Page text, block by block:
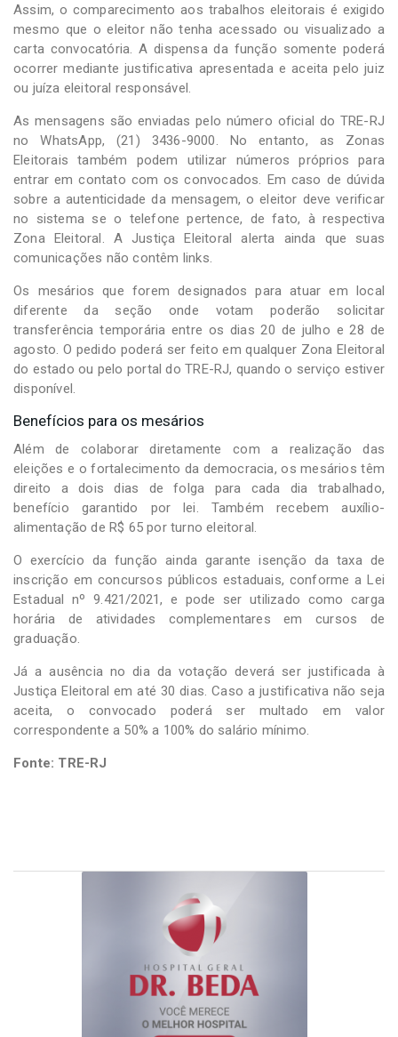
Assim, o comparecimento aos trabalhos eleitorais é exigido
mesmo que o eleitor não tenha acessado ou visualizado a
carta convocatória. A dispensa da função somente poderá
ocorrer mediante justificativa apresentada e aceita pelo juiz
ou juíza eleitoral responsável.
As mensagens são enviadas pelo número oficial do TRE-RJ
no WhatsApp, (21) 3436-9000. No entanto, as Zonas
Eleitorais também podem utilizar números próprios para
entrar em contato com os convocados. Em caso de dúvida
sobre a autenticidade da mensagem, o eleitor deve verificar
no sistema se o telefone pertence, de fato, à respectiva
Zona Eleitoral. A Justiça Eleitoral alerta ainda que suas
comunicações não contêm links.
Os mesários que forem designados para atuar em local
diferente da seção onde votam poderão solicitar
transferência temporária entre os dias 20 de julho e 28 de
agosto. O pedido poderá ser feito em qualquer Zona Eleitoral
do estado ou pelo portal do TRE-RJ, quando o serviço estiver
disponível.
Benefícios para os mesários
Além de colaborar diretamente com a realização das
eleições e o fortalecimento da democracia, os mesários têm
direito a dois dias de folga para cada dia trabalhado,
benefício garantido por lei. Também recebem auxílio-
alimentação de R$ 65 por turno eleitoral.
O exercício da função ainda garante isenção da taxa de
inscrição em concursos públicos estaduais, conforme a Lei
Estadual nº 9.421/2021, e pode ser utilizado como carga
horária de atividades complementares em cursos de
graduação.
Já a ausência no dia da votação deverá ser justificada à
Justiça Eleitoral em até 30 dias. Caso a justificativa não seja
aceita, o convocado poderá ser multado em valor
correspondente a 50% a 100% do salário mínimo.
Fonte: TRE-RJ